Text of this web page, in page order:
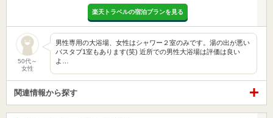
楽天トラベルの宿泊プランを見る
50代～
女性
男性専用の大浴場、女性はシャワー２室のみです。湯の出が悪い
バスタブ1室もあります(笑) 近所での男性大浴場は評価は良い
よ…
関連情報から探す